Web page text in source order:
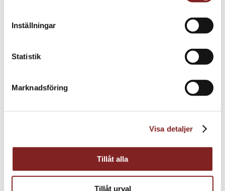
Inställningar
Statistik
Marknadsföring
Visa detaljer
Tillåt alla
Tillåt urval
Fyllning
45 g Smör
200 g Ricotta
75 g Cantal (ost)
Citronzest
Smält smör i en kastrull. Vispa ner vetemjöl och sedan mjölk. Koka
fint. Blanda ner alla ostar i béchamelen. Finhacka gräslök och
blanda i tillsammans med citronzest, salt och peppar.
Velouté